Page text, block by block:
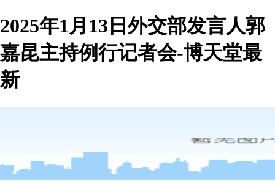
2025年1月13日外交部发言人郭
嘉昆主持例行记者会-博天堂最
新